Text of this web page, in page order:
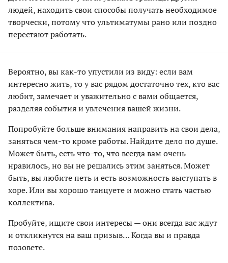
людей, находить свои способы получать необходимое
творчески, потому что ультиматумы рано или поздно
перестают работать.
Вероятно, вы как-то упустили из виду: если вам
интересно жить, то у вас рядом достаточно тех, кто вас
любит, замечает и уважительно с вами общается,
разделяя события и увлечения вашей жизни.
Попробуйте больше внимания направить на свои дела,
заняться чем-то кроме работы. Найдите дело по душе.
Может быть, есть что-то, что всегда вам очень
нравилось, но вы не решались этим заняться. Может
быть, вы любите петь и есть возможность выступать в
хоре. Или вы хорошо танцуете и можно стать частью
коллектива.
Пробуйте, ищите свои интересы — они всегда вас ждут
и откликнутся на ваш призыв… Когда вы и правда
позовете.